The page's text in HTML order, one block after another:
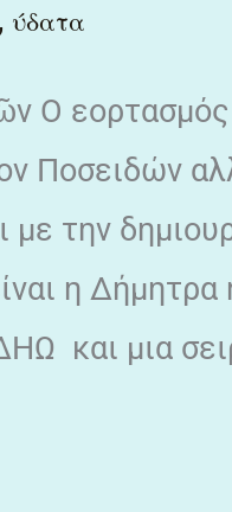
, ύδατα
Ο
Ποσειδών
με την
η
και μια